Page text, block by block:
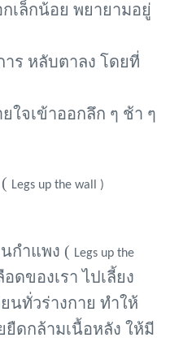
เล็กน้อย พยายามอยู่
าร หลับตาลง โดยที่
ใจเข้าออกลึก ๆ ช้า ๆ
Legs up the wall )
กำแพง ( Legs up the
ดของเรา ไปเลี้ยง
นทั่วร่างกาย ทำให้
ดกล้ามเนื้อหลัง ให้มี